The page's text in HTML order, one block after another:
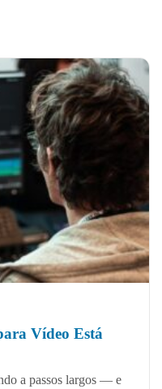
Vídeo Está
a passos largos — e